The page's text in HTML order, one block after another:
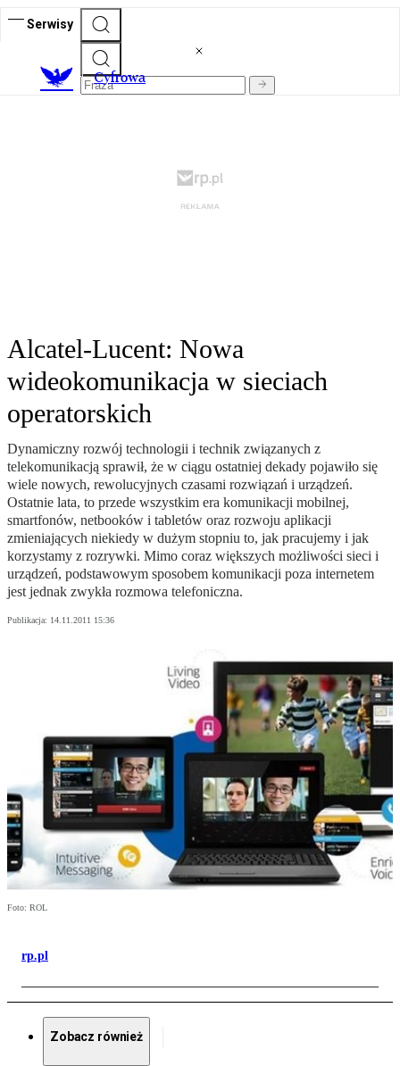
Serwisy
Cyfrowa
Alcatel-Lucent: Nowa
wideokomunikacja w sieciach
operatorskich
Dynamiczny rozwój technologii i technik związanych z
telekomunikacją sprawił, że w ciągu ostatniej dekady pojawiło się
wiele nowych, rewolucyjnych czasami rozwiązań i urządzeń.
Ostatnie lata, to przede wszystkim era komunikacji mobilnej,
smartfonów, netbooków i tabletów oraz rozwoju aplikacji
zmieniających niekiedy w dużym stopniu to, jak pracujemy i jak
korzystamy z rozrywki. Mimo coraz większych możliwości sieci i
urządzeń, podstawowym sposobem komunikacji poza internetem
jest jednak zwykła rozmowa telefoniczna.
Publikacja: 14.11.2011 15:36
Foto: ROL
rp.pl
Zobacz również